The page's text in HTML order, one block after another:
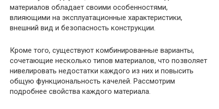
материалов обладает своими особенностями,
влияющими на эксплуатационные характеристики,
внешний вид и безопасность конструкции.
Кроме того, существуют комбинированные варианты,
сочетающие несколько типов материалов, что позволяет
нивелировать недостатки каждого из них и повысить
общую функциональность качелей. Рассмотрим
подробнее свойства каждого материала.